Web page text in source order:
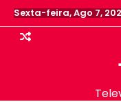
Skip
to
content
Sexta-feira, Ago 7,